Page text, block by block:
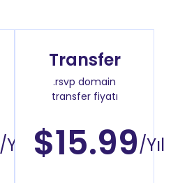
/Yıl
Transfer
.rsvp domain
transfer fiyatı
$15.99/Yıl